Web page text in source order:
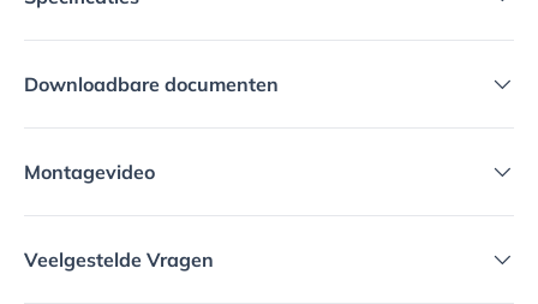
Downloadbare documenten
Montagevideo
Veelgestelde Vragen